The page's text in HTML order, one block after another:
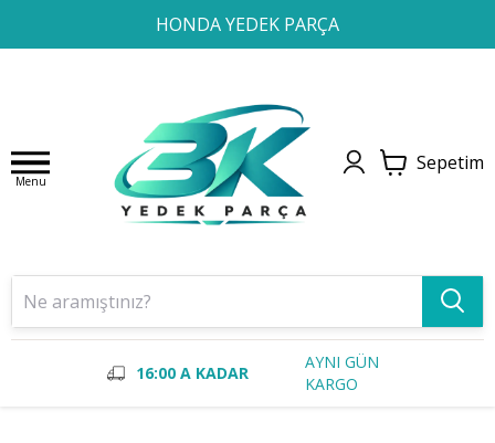
HONDA YEDEK PARÇA
1 2 3 4
Menu
Sepetim
16:00 A KADAR
AYNI GÜN
KARGO